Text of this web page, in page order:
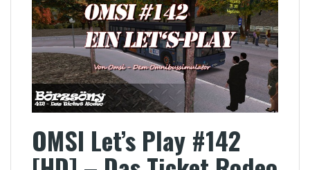
OMSI Let’s Play #142